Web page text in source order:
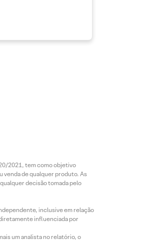
2021, tem como objetivo
venda de qualquer produto. As
decisão tomada pelo
inclusive em relação
influenciada por
um analista no relatório, o